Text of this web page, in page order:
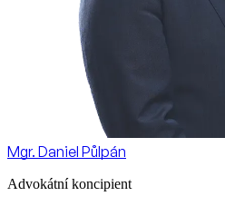
Mgr. Daniel Půlpán
Advokátní koncipient